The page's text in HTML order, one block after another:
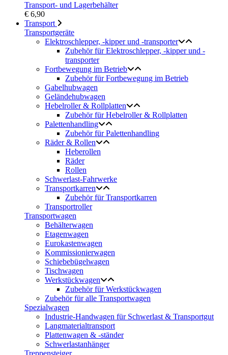
Transport- und Lagerbehälter
€ 6,90
Transport
Transportgeräte
Elektroschlepper, -kipper und -transporter
Zubehör für Elektroschlepper, -kipper und -
transporter
Fortbewegung im Betrieb
Zubehör für Fortbewegung im Betrieb
Gabelhubwagen
Geländehubwagen
Hebelroller & Rollplatten
Zubehör für Hebelroller & Rollplatten
Palettenhandling
Zubehör für Palettenhandling
Räder & Rollen
Heberollen
Räder
Rollen
Schwerlast-Fahrwerke
Transportkarren
Zubehör für Transportkarren
Transportroller
Transportwagen
Behälterwagen
Etagenwagen
Eurokastenwagen
Kommissionierwagen
Schiebebügelwagen
Tischwagen
Werkstückwagen
Zubehör für Werkstückwagen
Zubehör für alle Transportwagen
Spezialwagen
Industrie-Handwagen für Schwerlast & Transportgut
Langmaterialtransport
Plattenwagen & -ständer
Schwerlastanhänger
Treppensteiger